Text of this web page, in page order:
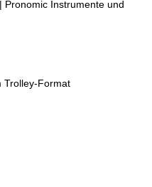
Pronomic Instrumente und
Trolley-Format